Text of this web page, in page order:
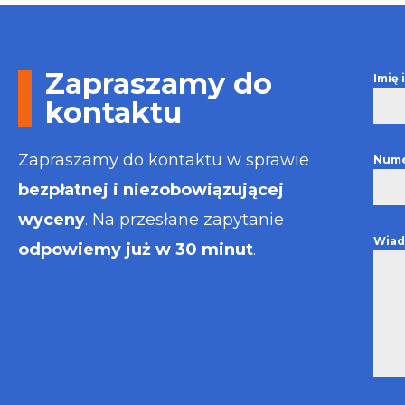
wystawiona
Zapraszamy do
kontaktu
Zapraszamy do kontaktu w sprawie
bezpłatnej i niezobowiązującej
wyceny. Na przesłane zapytanie
odpowiemy już w 30 minut.
Imię